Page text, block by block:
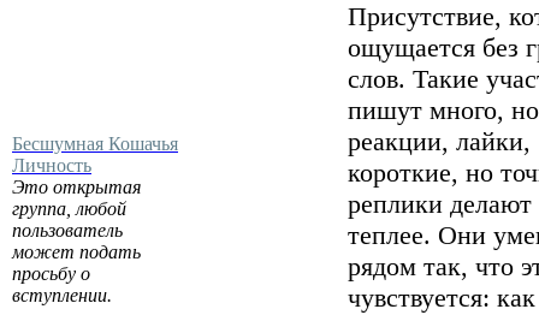
Бесшумная Кошачья
Личность
Это открытая
группа, любой
пользователь
может подать
просьбу о
вступлении.
Присутствие,
ощущается без
слов. Такие
пишут много,
реакции, лайки,
короткие, но
реплики
теплее. Они
рядом так, что
чувствуется: